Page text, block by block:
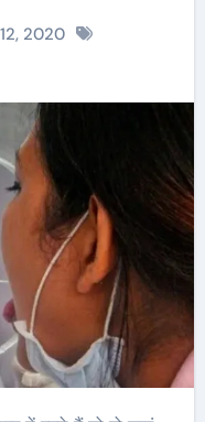
2020